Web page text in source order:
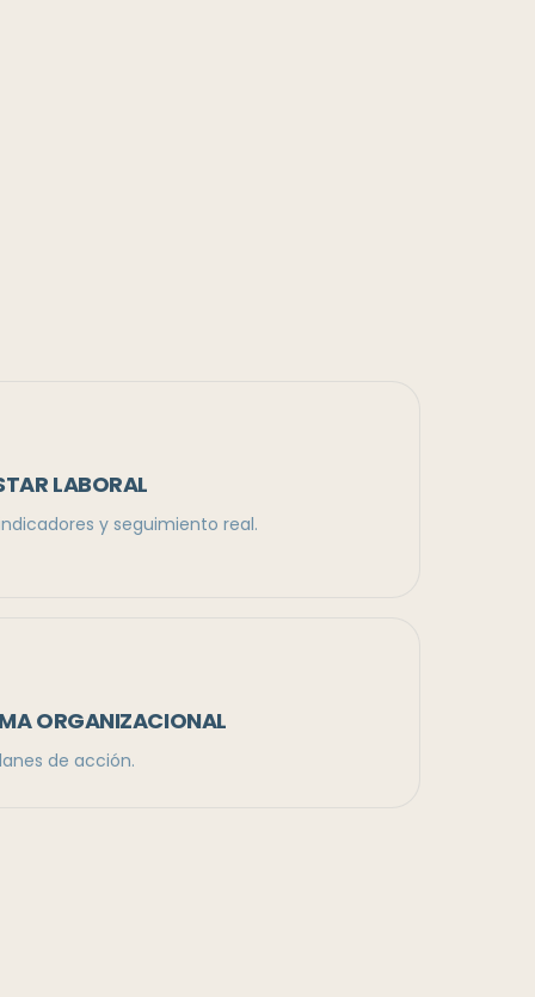
LABORAL
y seguimiento real.
ORGANIZACIONAL
de acción.